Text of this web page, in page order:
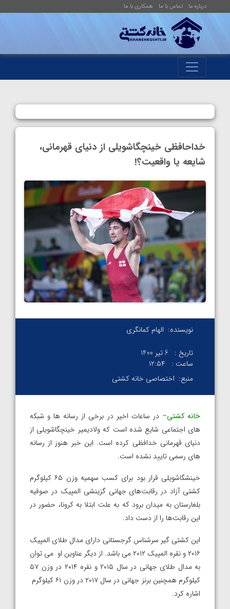
درباره ما تماس با ما همکاری با ما
خداحافظی خینچگاشویلی از دنیای قهرمانی،
شایعه یا واقعیت؟!
نویسنده: الهام کمانگری
تاریخ :
6 تیر 1400
ساعت :
۱۲:۵۴
منبع: اختصاصی خانه کشتی
خانه کشتی– در ساعات اخیر در برخی از رسانه ها و شبکه
های اجتماعی شایع شده است که ولادیمیر خینچگاشویلی از
دنیای قهرمانی خدافظی کرده است. این خبر هنوز از رسانه
های رسمی تایید نشده است.
خینشگاشویلی قرار بود برای کسب سهمیه وزن ۶۵ کیلوگرم
کشتی آزاد در رقابت‌های جهانی گزینشی المپیک در صوفیه
بلغارستان به میدان برود که به علت ابتلا به کرونا، حضور در
این رقابت‌ها را از دست داد.
این کشتی گیر سرشناس گرجستانی دارای مدال طلای المپیک
۲۰۱۶ و نقره المپیک ۲۰۱۲ می باشد. از دیگر عناوین او می توان
به مدال طلای جهانی در سال ۲۰۱۵ و نقره ۲۰۱۴ در وزن ۵۷
کیلوگرم همچنین برنز جهانی در سال ۲۰۱۷ در وزن ۶۱ کیلوگرم
اشاره کرد.